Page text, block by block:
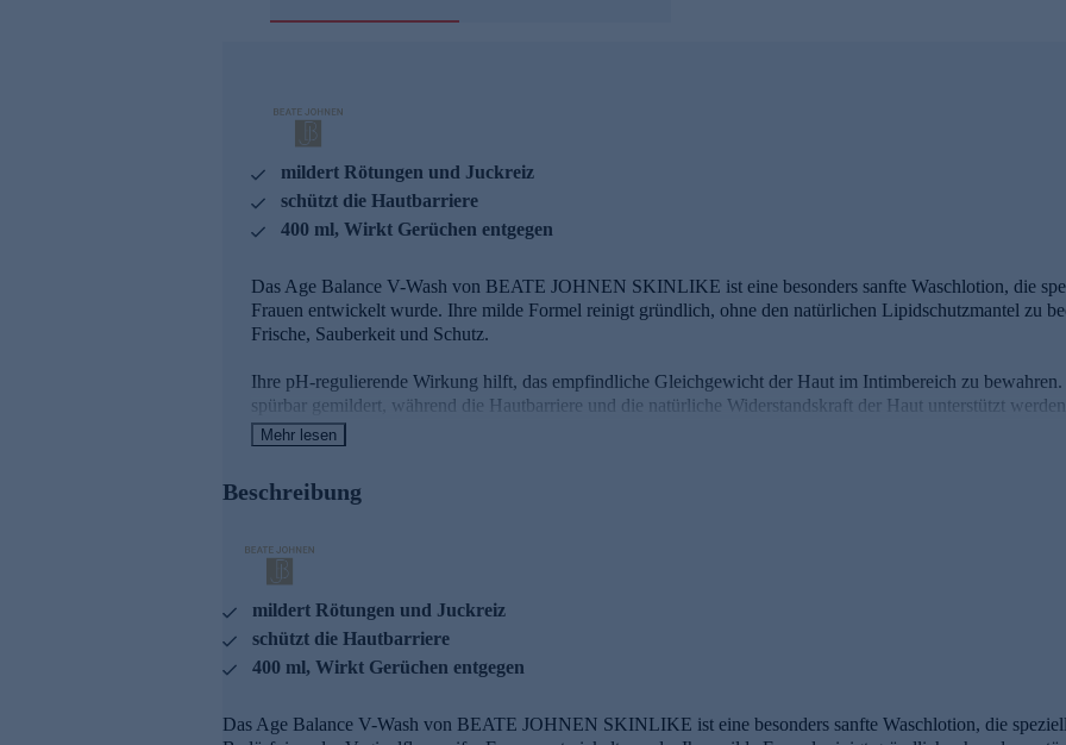
mildert Rötungen und Juckreiz
schützt die Hautbarriere
400 ml, Wirkt Gerüchen entgegen
Das Age Balance V-Wash von BEATE JOHNEN SKINLIKE ist eine besonders sanfte Waschlotion, die
Frauen entwickelt wurde. Ihre milde Formel reinigt gründlich, ohne den natürlichen Lipidschutzmantel zu
Frische, Sauberkeit und Schutz.
Ihre pH-regulierende Wirkung hilft, das empfindliche Gleichgewicht der Haut im Intimbereich zu
spürbar gemildert, während die Hautbarriere und die natürliche Widerstandskraft der Haut unterstützt
Pflegenden und beruhigende Wirkstoffe
Hyaluronsäure
Spendet und bindet intensiv Feuchtigkeit in allen Hautschichten
Hemmt den Feuchtigkeitsverlust
Polstert das Bindegewebe auf
Biolin
Mehr lesen
Beschreibung
mildert Rötungen und Juckreiz
schützt die Hautbarriere
400 ml, Wirkt Gerüchen entgegen
Das Age Balance V-Wash von BEATE JOHNEN SKINLIKE ist eine besonders sanfte Waschlotion, die